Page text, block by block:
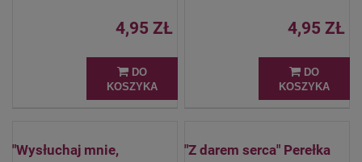
4,95 ZŁ
DO
KOSZYKA
4,95 ZŁ
DO
KOSZYKA
"Wysłuchaj mnie,
"Z darem serca" Perełka